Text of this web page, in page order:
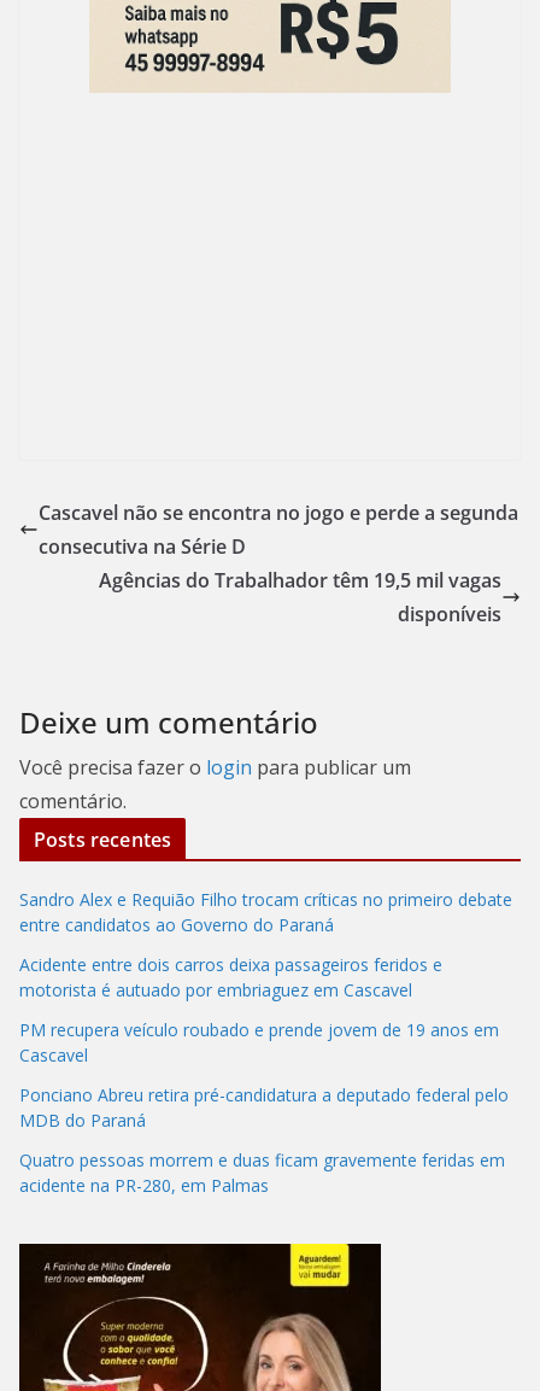
Cascavel não se encontra no jogo e perde a segunda
consecutiva na Série D
Agências do Trabalhador têm 19,5 mil vagas
disponíveis
Deixe um comentário
Você precisa fazer o login para publicar um
comentário.
Posts recentes
Sandro Alex e Requião Filho trocam críticas no primeiro debate
entre candidatos ao Governo do Paraná
Acidente entre dois carros deixa passageiros feridos e
motorista é autuado por embriaguez em Cascavel
PM recupera veículo roubado e prende jovem de 19 anos em
Cascavel
Ponciano Abreu retira pré-candidatura a deputado federal pelo
MDB do Paraná
Quatro pessoas morrem e duas ficam gravemente feridas em
acidente na PR-280, em Palmas